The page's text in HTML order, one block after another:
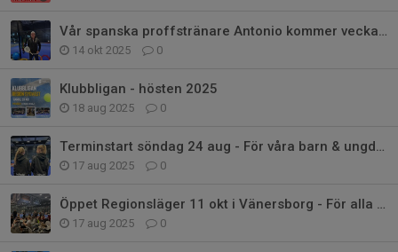
Vår spanska proffstränare Antonio kommer vecka 44! - vilka vill träna??
14 okt 2025 0
Klubbligan - hösten 2025
18 aug 2025 0
Terminstart söndag 24 aug - För våra barn & ungdomsträningar
17 aug 2025 0
Öppet Regionsläger 11 okt i Vänersborg - För alla mellan 10-16 år
17 aug 2025 0